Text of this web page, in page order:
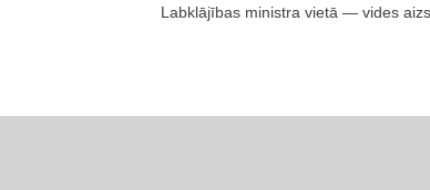
Labklājības ministra vietā — vides